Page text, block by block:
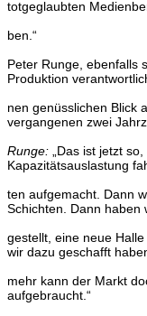
totgeglaubten
ben.“
Peter Runge, ebenfalls
Produktion
nen genüsslichen Blick
vergangenen zwei
Runge: „Das ist jetzt
Kapazitätsauslastung
ten aufgemacht. Dann
Schichten. Dann haben
gestellt, eine neue
wir dazu geschafft
mehr kann der Markt
aufgebraucht.“